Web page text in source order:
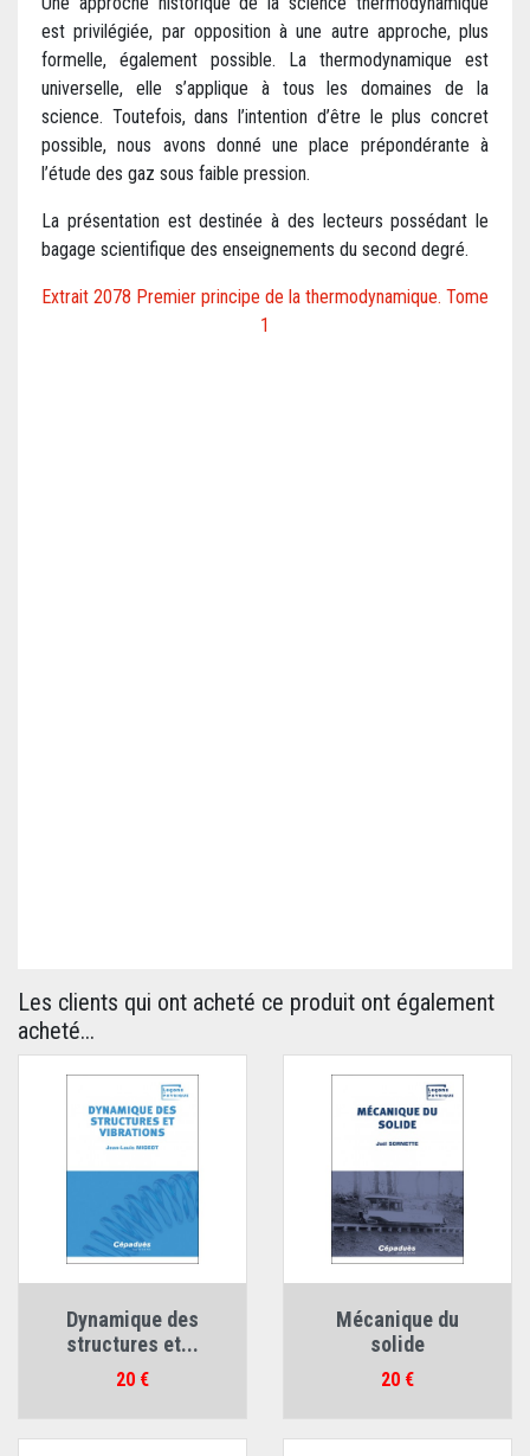
est privilégiée, par opposition à une autre approche, plus
formelle, également possible. La thermodynamique est
universelle, elle s’applique à tous les domaines de la
science. Toutefois, dans l’intention d’être le plus concret
possible, nous avons donné une place prépondérante à
l’étude des gaz sous faible pression.
La présentation est destinée à des lecteurs possédant le
bagage scientifique des enseignements du second degré.
Extrait 2078 Premier principe de la thermodynamique. Tome
1
Les clients qui ont acheté ce produit ont également
acheté...
Dynamique des
structures et...
Prix
20 €
Mécanique du
solide
Prix
20 €